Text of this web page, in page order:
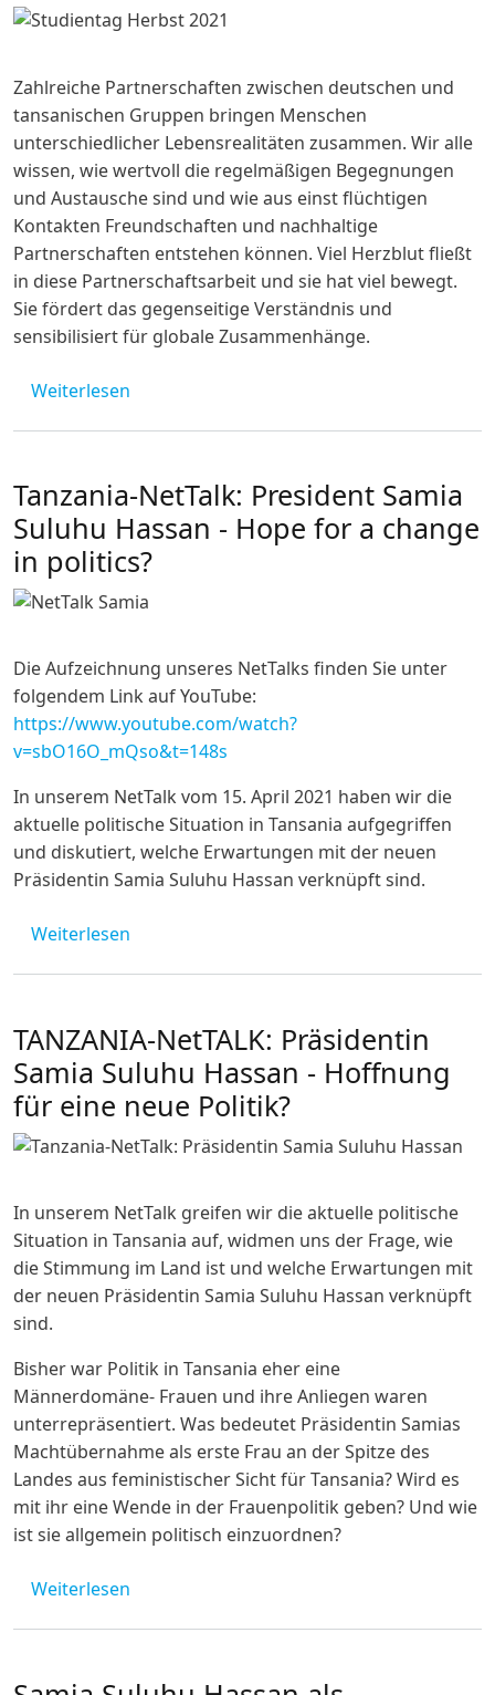
Zahlreiche Partnerschaften zwischen deutschen und
tansanischen Gruppen bringen Menschen
unterschiedlicher Lebensrealitäten zusammen. Wir alle
wissen, wie wertvoll die regelmäßigen Begegnungen
und Austausche sind und wie aus einst flüchtigen
Kontakten Freundschaften und nachhaltige
Partnerschaften entstehen können. Viel Herzblut fließt
in diese Partnerschaftsarbeit und sie hat viel bewegt.
Sie fördert das gegenseitige Verständnis und
sensibilisiert für globale Zusammenhänge.
Weiterlesen
Tanzania-NetTalk: President Samia
Suluhu Hassan - Hope for a change
in politics?
Die Aufzeichnung unseres NetTalks finden Sie unter
folgendem Link auf YouTube:
https://www.youtube.com/watch?
v=sbO16O_mQso&t=148s
In unserem NetTalk vom 15. April 2021 haben wir die
aktuelle politische Situation in Tansania aufgegriffen
und diskutiert, welche Erwartungen mit der neuen
Präsidentin Samia Suluhu Hassan verknüpft sind.
Weiterlesen
TANZANIA-NetTALK: Präsidentin
Samia Suluhu Hassan - Hoffnung
für eine neue Politik?
In unserem NetTalk greifen wir die aktuelle politische
Situation in Tansania auf, widmen uns der Frage, wie
die Stimmung im Land ist und welche Erwartungen mit
der neuen Präsidentin Samia Suluhu Hassan verknüpft
sind.
Bisher war Politik in Tansania eher eine
Männerdomäne- Frauen und ihre Anliegen waren
unterrepräsentiert. Was bedeutet Präsidentin Samias
Machtübernahme als erste Frau an der Spitze des
Landes aus feministischer Sicht für Tansania? Wird es
mit ihr eine Wende in der Frauenpolitik geben? Und wie
ist sie allgemein politisch einzuordnen?
Weiterlesen